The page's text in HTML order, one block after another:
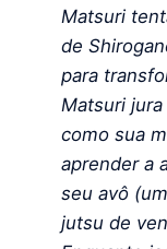
Matsuri
de
para
Matsuri
como sua
aprender a
seu avô
jutsu de